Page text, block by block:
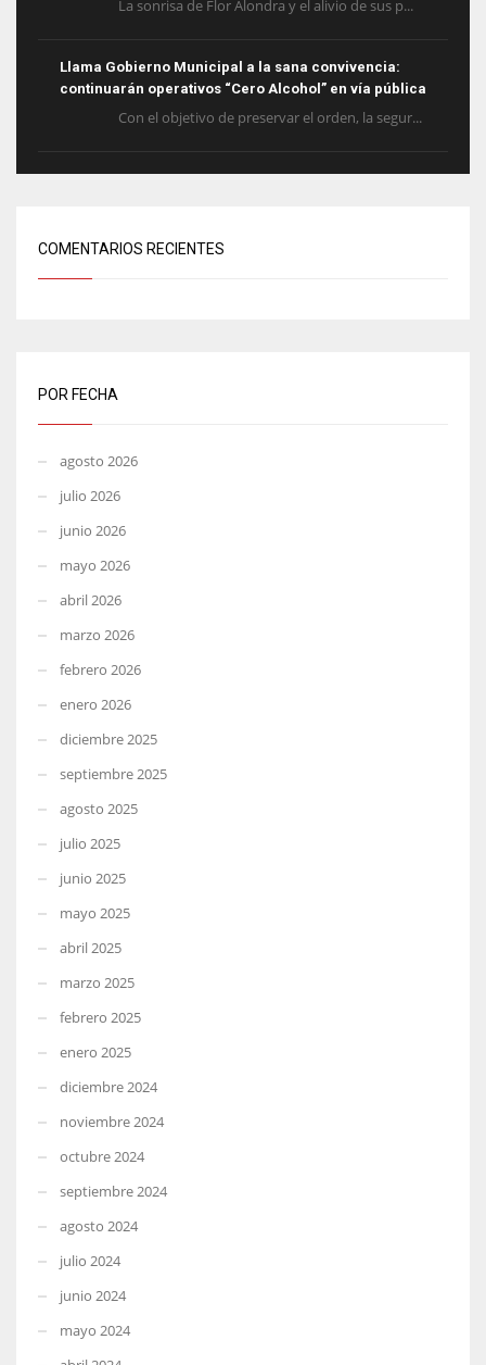
La sonrisa de Flor Alondra y el alivio de sus p...
Llama Gobierno Municipal a la sana convivencia:
continuarán operativos “Cero Alcohol” en vía pública
Con el objetivo de preservar el orden, la segur...
COMENTARIOS RECIENTES
POR FECHA
agosto 2026
julio 2026
junio 2026
mayo 2026
abril 2026
marzo 2026
febrero 2026
enero 2026
diciembre 2025
septiembre 2025
agosto 2025
julio 2025
junio 2025
mayo 2025
abril 2025
marzo 2025
febrero 2025
enero 2025
diciembre 2024
noviembre 2024
octubre 2024
septiembre 2024
agosto 2024
julio 2024
junio 2024
mayo 2024